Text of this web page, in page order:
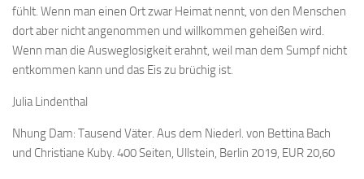
fühlt. Wenn man einen Ort zwar Heimat nennt, von den Menschen
dort aber nicht angenommen und willkommen geheißen wird.
Wenn man die Ausweglosigkeit erahnt, weil man dem Sumpf nicht
entkommen kann und das Eis zu brüchig ist.
Julia Lindenthal
Nhung Dam: Tausend Väter. Aus dem Niederl. von Bettina Bach
und Christiane Kuby. 400 Seiten, Ullstein, Berlin 2019, EUR 20,60